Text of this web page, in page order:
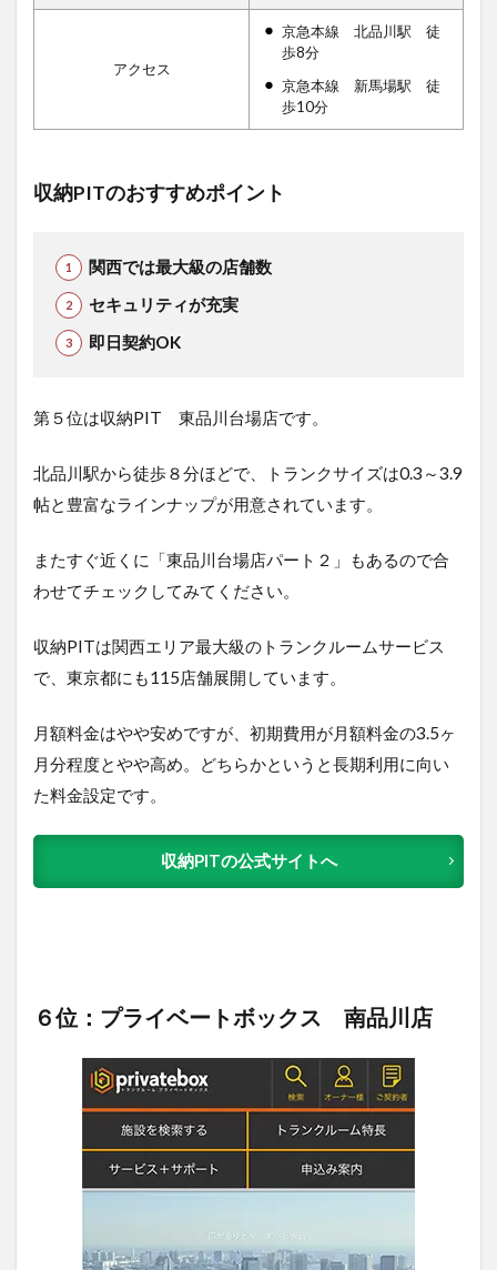
アクセス
京急本線 北品川駅 徒
歩8分
京急本線 新馬場駅 徒
歩10分
収納PITのおすすめポイント
関西では最大級の店舗数
セキュリティが充実
即日契約OK
第５位は収納PIT 東品川台場店です。
北品川駅から徒歩８分ほどで、トランクサイズは0.3～3.9
帖と豊富なラインナップが用意されています。
またすぐ近くに「東品川台場店パート２」もあるので合
わせてチェックしてみてください。
収納PITは関西エリア最大級のトランクルームサービス
で、東京都にも115店舗展開しています。
月額料金はやや安めですが、初期費用が月額料金の3.5ヶ
月分程度とやや高め。どちらかというと長期利用に向い
た料金設定です。
収納PITの公式サイトへ
６位：プライベートボックス 南品川店